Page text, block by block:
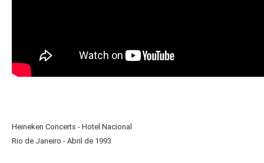
Heineken Concerts - Hotel Nacional
Rio de Janeiro - Abril de 1993